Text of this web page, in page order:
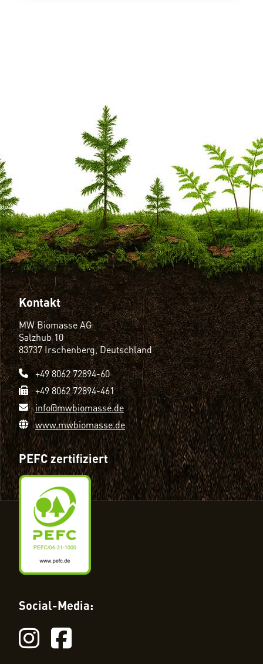
Kontakt
MW Biomasse AG
Salzhub 10
83737 Irschenberg, Deutschland
+49 8062 72894-60
+49 8062 72894-461
info@mwbiomasse.de
www.mwbiomasse.de
PEFC zertifiziert
Social-Media: